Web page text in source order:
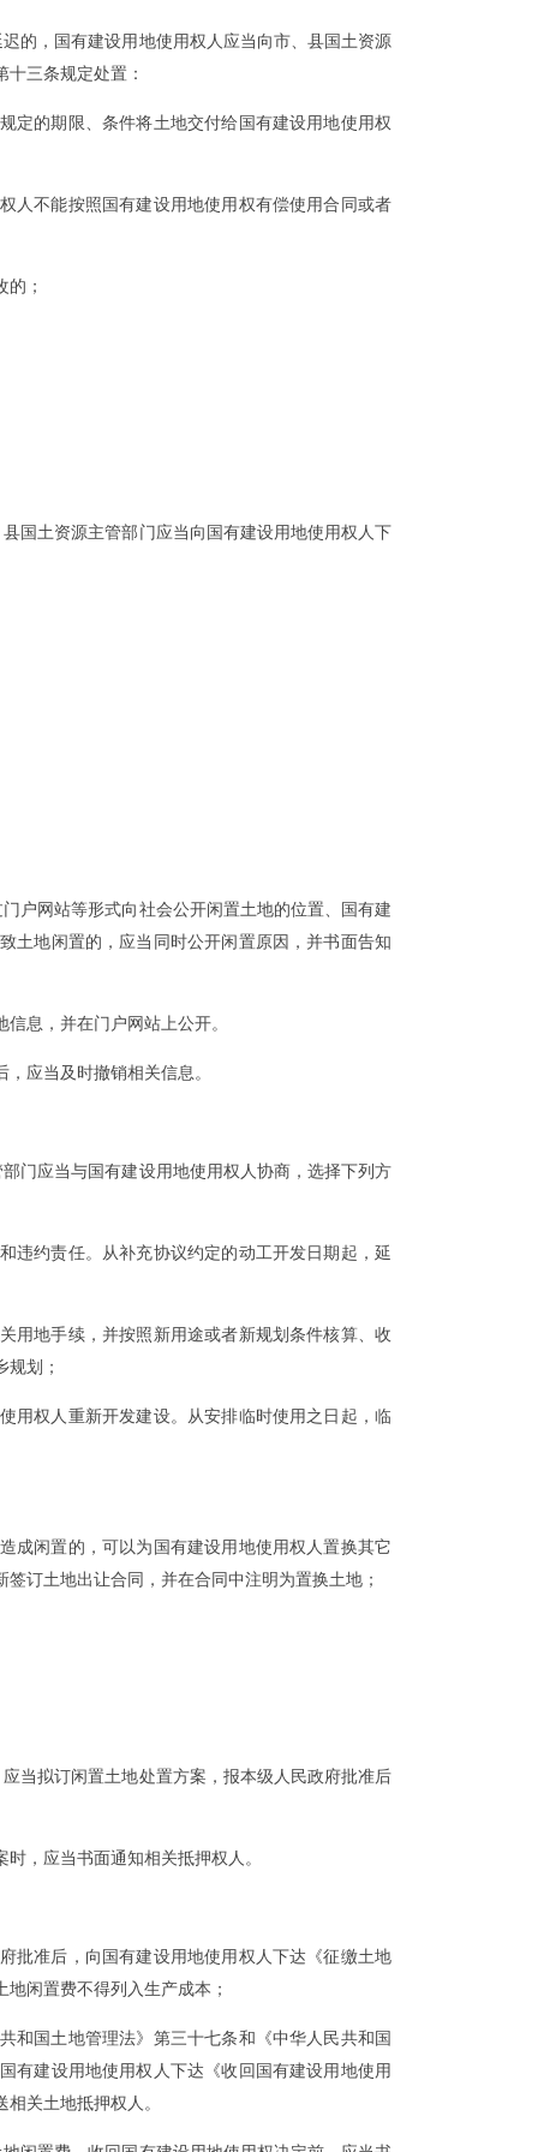
的，国有建设用地使用权人应当向市、县国土资源
三条规定处置：
定的期限、条件将土地交付给国有建设用地使用权
人不能按照国有建设用地使用权有偿使用合同或者
；
国土资源主管部门应当向国有建设用地使用权人下
户网站等形式向社会公开闲置土地的位置、国有建
土地闲置的，应当同时公开闲置原因，并书面告知
息，并在门户网站上公开。
应当及时撤销相关信息。
门应当与国有建设用地使用权人协商，选择下列方
违约责任。从补充协议约定的动工开发日期起，延
用地手续，并按照新用途或者新规划条件核算、收
划；
用权人重新开发建设。从安排临时使用之日起，临
成闲置的，可以为国有建设用地使用权人置换其它
订土地出让合同，并在合同中注明为置换土地；
当拟订闲置土地处置方案，报本级人民政府批准后
，应当书面通知相关抵押权人。
批准后，向国有建设用地使用权人下达《征缴土地
闲置费不得列入生产成本；
和国土地管理法》第三十七条和《中华人民共和国
有建设用地使用权人下达《收回国有建设用地使用
关土地抵押权人。